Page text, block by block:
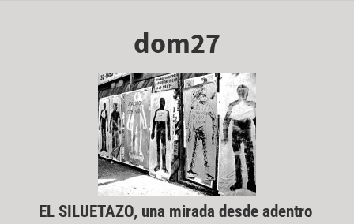
dom27
EL SILUETAZO, una mirada desde adentro